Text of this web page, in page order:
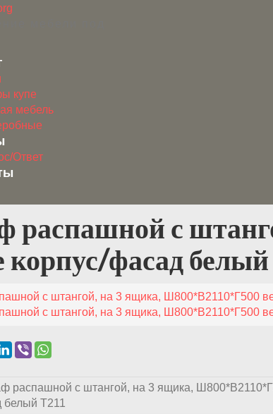
купе
мебель
Ответ
распашной с
корпус/фасад
с штангой, на 3 ящика, Ш800*В2110*Г500
с штангой, на 3 ящика, Ш800*В2110*Г500